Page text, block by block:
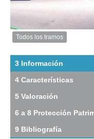
Inventario 2010
Esquina, calle Florida y San
Descarga tamaño original
Anterior Pausa Siguiente
Imagen
tramo:
Plaza
Independencia
6)
tamaño
original
Todos los tramos
3 Información
4 Características
5 Valoración
6 a 8 Protección
9 Bibliografía